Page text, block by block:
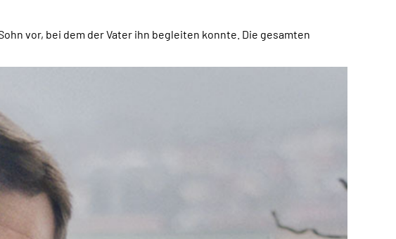
vor, bei dem der Vater ihn begleiten konnte. Die gesamten